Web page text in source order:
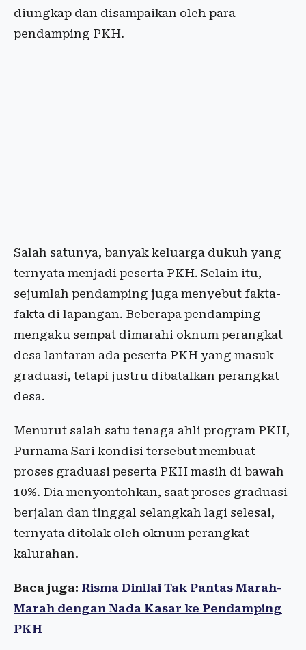
diungkap dan disampaikan oleh para
pendamping PKH.
Salah satunya, banyak keluarga dukuh yang
ternyata menjadi peserta PKH. Selain itu,
sejumlah pendamping juga menyebut fakta-
fakta di lapangan. Beberapa pendamping
mengaku sempat dimarahi oknum perangkat
desa lantaran ada peserta PKH yang masuk
graduasi, tetapi justru dibatalkan perangkat
desa.
Menurut salah satu tenaga ahli program PKH,
Purnama Sari kondisi tersebut membuat
proses graduasi peserta PKH masih di bawah
10%. Dia menyontohkan, saat proses graduasi
berjalan dan tinggal selangkah lagi selesai,
ternyata ditolak oleh oknum perangkat
kalurahan.
Baca juga: Risma Dinilai Tak Pantas Marah-
Marah dengan Nada Kasar ke Pendamping
PKH